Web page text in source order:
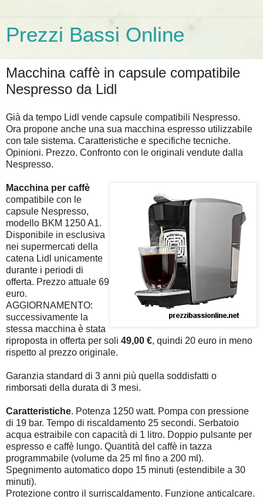
Prezzi Bassi Online
Macchina caffè in capsule compatibile
Nespresso da Lidl
Già da tempo Lidl vende capsule compatibili Nespresso.
Ora propone anche una sua macchina espresso utilizzabile
con tale sistema. Caratteristiche e specifiche tecniche.
Opinioni. Prezzo. Confronto con le originali vendute dalla
Nespresso.
Macchina per caffè
compatibile con le
capsule Nespresso,
modello BKM 1250 A1.
Disponibile in esclusiva
nei supermercati della
catena Lidl unicamente
durante i periodi di
offerta. Prezzo attuale 69
euro.
AGGIORNAMENTO:
successivamente la
stessa macchina è stata
riproposta in offerta per soli 49,00 €, quindi 20 euro in meno
rispetto al prezzo originale.
Garanzia standard di 3 anni più quella soddisfatti o
rimborsati della durata di 3 mesi.
Caratteristiche. Potenza 1250 watt. Pompa con pressione
di 19 bar. Tempo di riscaldamento 25 secondi. Serbatoio
acqua estraibile con capacità di 1 litro. Doppio pulsante per
espresso e caffè lungo. Quantità del caffè in tazza
programmabile (volume da 25 ml fino a 200 ml).
Spegnimento automatico dopo 15 minuti (estendibile a 30
minuti).
Protezione contro il surriscaldamento. Funzione anticalcare.